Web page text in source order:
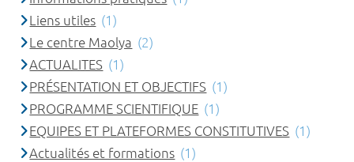
Liens utiles (1)
Le centre Maolya (2)
ACTUALITES (1)
PRÉSENTATION ET OBJECTIFS (1)
PROGRAMME SCIENTIFIQUE (1)
EQUIPES ET PLATEFORMES CONSTITUTIVES (1)
Actualités et formations (1)